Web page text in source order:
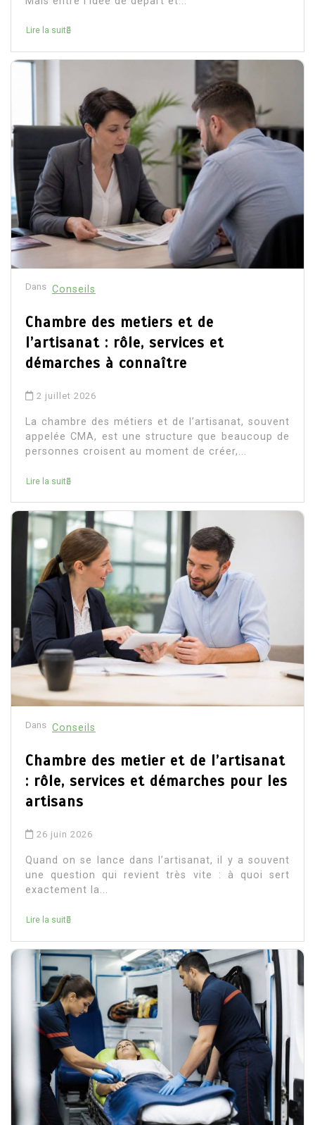
Lire la suite
Dans Conseils
Chambre des metiers et de
l’artisanat : rôle, services et
démarches à connaître
2 juillet 2026
La chambre des métiers et de l’artisanat, souvent
appelée CMA, est une structure que beaucoup de
personnes croisent au moment de créer,...
Lire la suite
Dans Conseils
Chambre des metier et de l’artisanat
: rôle, services et démarches pour les
artisans
26 juin 2026
Quand on se lance dans l’artisanat, il y a souvent
une question qui revient très vite : à quoi sert
exactement la...
Lire la suite